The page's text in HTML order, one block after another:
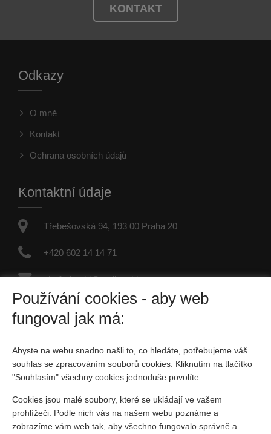
KONTAKT
Odkazy
O mně
Kontakt
Ochrana osobních údajů
Kontaktní údaje
Třebešovská 94, 193 00 Praha 20
+420 602 14 14 71
vladimir.rekl@realityrekl.cz
IČO: 09957847
Fyzická osoba zapsaná v živnostenském rejstříku
Sociální sítě
Používání cookies - aby web
fungoval jak má:
Abyste na webu snadno našli to, co hledáte, potřebujeme váš
souhlas se zpracováním souborů cookies. Kliknutím na tlačítko
"Souhlasím" všechny cookies jednoduše povolíte.
Cookies jsou malé soubory, které se ukládají ve vašem
prohlížeči. Podle nich vás na našem webu poznáme a
zobrazíme vám web tak, aby všechno fungovalo správně a